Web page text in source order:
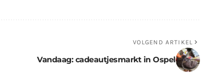
VOLGEND ARTIKEL
Vandaag: cadeautjesmarkt in Ospel